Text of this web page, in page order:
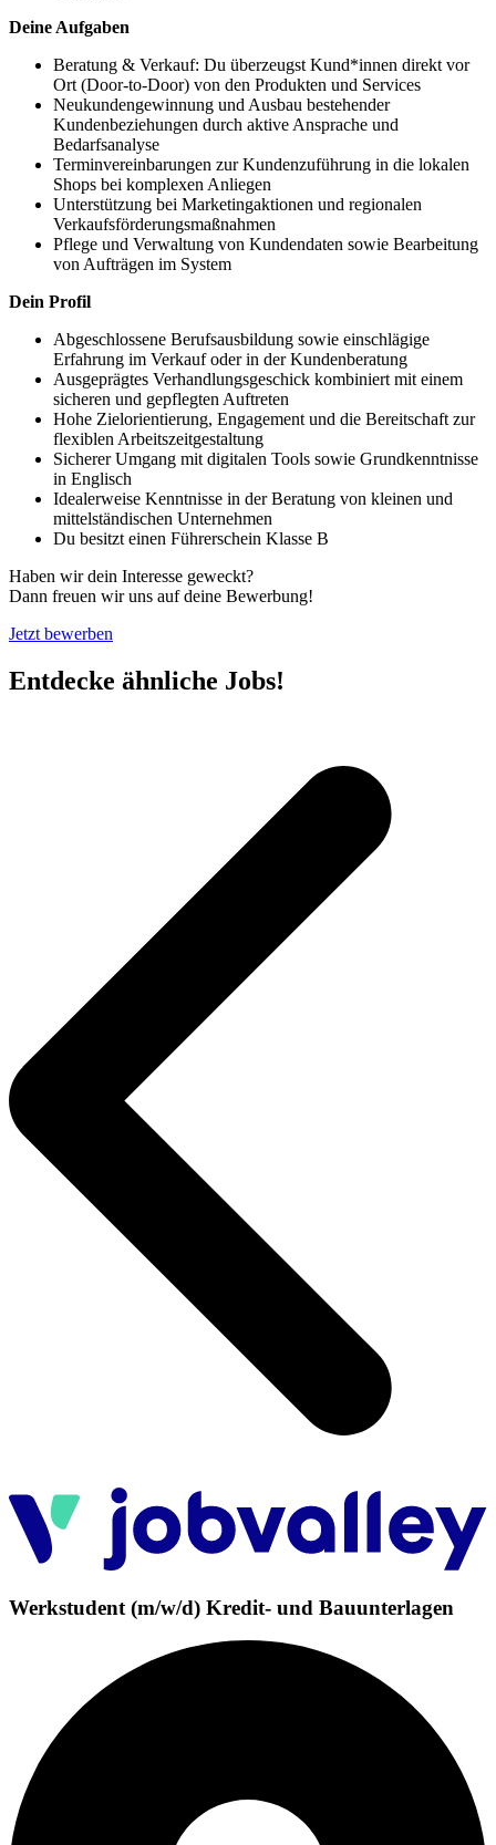
Deine Aufgaben
Beratung & Verkauf: Du überzeugst Kund*innen direkt vor
Ort (Door-to-Door) von den Produkten und Services
Neukundengewinnung und Ausbau bestehender
Kundenbeziehungen durch aktive Ansprache und
Bedarfsanalyse
Terminvereinbarungen zur Kundenzuführung in die lokalen
Shops bei komplexen Anliegen
Unterstützung bei Marketingaktionen und regionalen
Verkaufsförderungsmaßnahmen
Pflege und Verwaltung von Kundendaten sowie Bearbeitung
von Aufträgen im System
Dein Profil
Abgeschlossene Berufsausbildung sowie einschlägige
Erfahrung im Verkauf oder in der Kundenberatung
Ausgeprägtes Verhandlungsgeschick kombiniert mit einem
sicheren und gepflegten Auftreten
Hohe Zielorientierung, Engagement und die Bereitschaft zur
flexiblen Arbeitszeitgestaltung
Sicherer Umgang mit digitalen Tools sowie Grundkenntnisse
in Englisch
Idealerweise Kenntnisse in der Beratung von kleinen und
mittelständischen Unternehmen
Du besitzt einen Führerschein Klasse B
Haben wir dein Interesse geweckt?
Dann freuen wir uns auf deine Bewerbung!
Jetzt bewerben
Entdecke ähnliche Jobs!
Werkstudent (m/w/d) Kredit- und Bauunterlagen